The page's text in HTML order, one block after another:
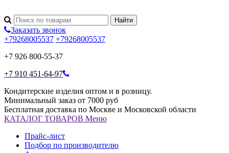
Заказать звонок
+79268005537 +79268005537
+7 926 800-55-37
+7 910 451-64-97
Кондитерские изделия оптом и в розницу.
Минимальный заказ от 7000 руб
Бесплатная доставка по Москве и Московской области
КАТАЛОГ ТОВАРОВ Меню
Прайс-лист
Подбор по производителю